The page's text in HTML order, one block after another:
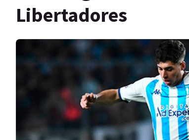
Libertadores